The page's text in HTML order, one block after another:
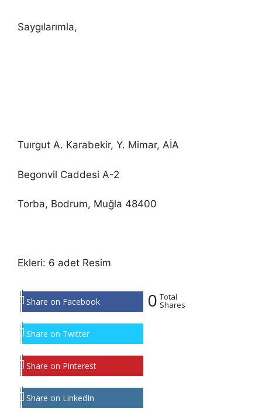
Saygılarımla,
Tuırgut A. Karabekir, Y. Mimar, AİA
Begonvil Caddesi A-2
Torba, Bodrum, Muğla 48400
Ekleri: 6 adet Resim
Share on Facebook
Share on Twitter
Share on Pinterest
Share on LinkedIn
0 Total
Shares